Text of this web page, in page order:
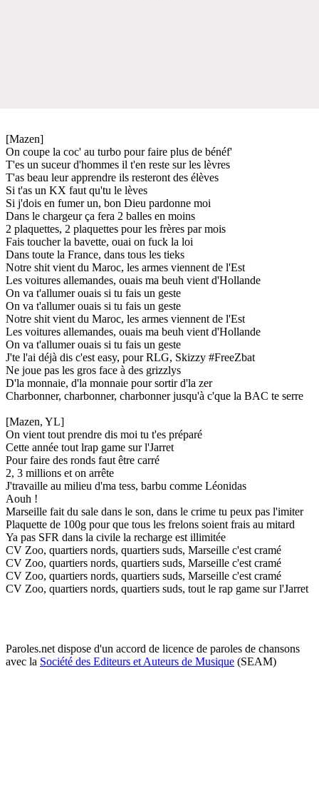
[Mazen]
On coupe la coc' au turbo pour faire plus de bénéf'
T'es un suceur d'hommes il t'en reste sur les lèvres
T'as beau leur apprendre ils resteront des élèves
Si t'as un KX faut qu'tu le lèves
Si j'dois en fumer un, bon Dieu pardonne moi
Dans le chargeur ça fera 2 balles en moins
2 plaquettes, 2 plaquettes pour les frères par mois
Fais toucher la bavette, ouai on fuck la loi
Dans toute la France, dans tous les tieks
Notre shit vient du Maroc, les armes viennent de l'Est
Les voitures allemandes, ouais ma beuh vient d'Hollande
On va t'allumer ouais si tu fais un geste
On va t'allumer ouais si tu fais un geste
Notre shit vient du Maroc, les armes viennent de l'Est
Les voitures allemandes, ouais ma beuh vient d'Hollande
On va t'allumer ouais si tu fais un geste
J'te l'ai déjà dis c'est easy, pour RLG, Skizzy #FreeZbat
Ne joue pas les gros face à des grizzlys
D'la monnaie, d'la monnaie pour sortir d'la zer
Charbonner, charbonner, charbonner jusqu'à c'que la BAC te serre
[Mazen, YL]
On vient tout prendre dis moi tu t'es préparé
Cette année tout lrap game sur l'Jarret
Pour faire des ronds faut être carré
2, 3 millions et on arrête
J'travaille au milieu d'ma tess, barbu comme Léonidas
Aouh !
Marseille fait du sale dans le son, dans le crime tu peux pas l'imiter
Plaquette de 100g pour que tous les frelons soient frais au mitard
Ya pas SFR dans la civile la recharge est illimitée
CV Zoo, quartiers nords, quartiers suds, Marseille c'est cramé
CV Zoo, quartiers nords, quartiers suds, Marseille c'est cramé
CV Zoo, quartiers nords, quartiers suds, Marseille c'est cramé
CV Zoo, quartiers nords, quartiers suds, tout le rap game sur l'Jarret
Paroles.net dispose d'un accord de licence de paroles de chansons
avec la Société des Editeurs et Auteurs de Musique (SEAM)